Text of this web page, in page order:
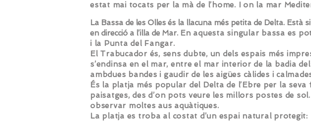
estat mai tocats per la mà de l’home. I on la mar
La Bassa de les Olles és la llacuna més petita de Delta. Està
en direcció a l’illa de Mar. En aquesta singular bassa es
i la Punta del Fangar.
El Trabucador és, sens dubte, un dels espais més
s’endinsa en el mar, entre el mar interior de la badia
ambdues bandes i gaudir de les aigües càlides i
És la platja més popular del Delta de l’Ebre per la
paisatges, des d’on pots veure les millors postes de
observar moltes aus aquàtiques.
La platja es troba al costat d’un espai natural